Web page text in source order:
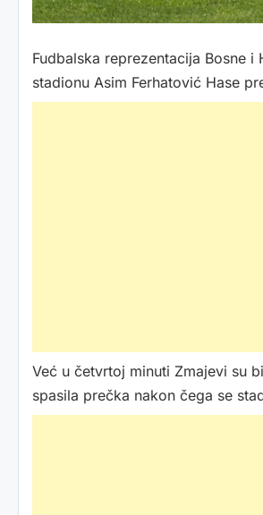
Fudbalska reprezentacija Bosne
stadionu Asim Ferhatović Hase
Već u četvrtoj minuti Zmajevi su
spasila prečka nakon čega se